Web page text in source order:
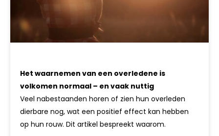
Het waarnemen van een overledene is
volkomen normaal – en vaak nuttig
Veel nabestaanden horen of zien hun overleden
dierbare nog, wat een positief effect kan hebben
op hun rouw. Dit artikel bespreekt waarom.